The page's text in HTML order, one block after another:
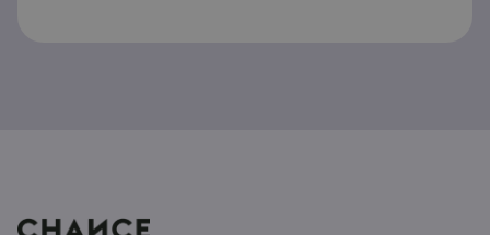
différence entre empathie